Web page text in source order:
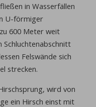
in Wasserfällen
U-förmiger
600 Meter weit
Schluchtenabschnitt
Felswände sich
strecken.
wird von
ein Hirsch einst mit